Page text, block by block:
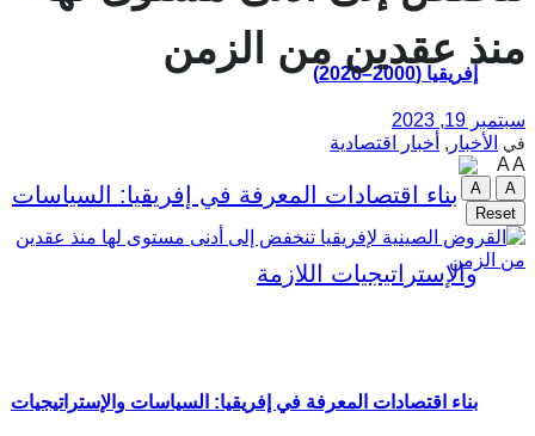
إفريقيا (2000–2026)
بناء اقتصادات المعرفة في إفريقيا: السياسات والإستراتيجيات
منذ عقدين من الزمن
سبتمبر 19, 2023
في الأخبار , أخبار اقتصادية
AA
A
A
Reset